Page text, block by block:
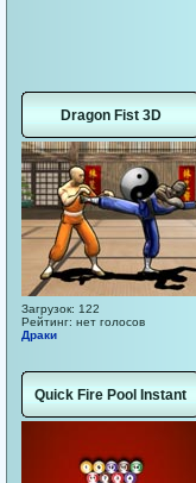
Dragon Fist 3D
Загрузок: 122
Рейтинг: нет голосов
Драки
Quick Fire Pool Instant